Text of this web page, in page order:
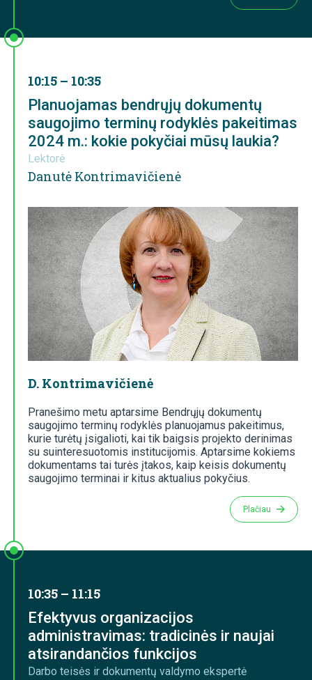
10:15 – 10:35
Planuojamas bendrųjų dokumentų
saugojimo terminų rodyklės pakeitimas
2024 m.: kokie pokyčiai mūsų laukia?
Lektorė
Danutė Kontrimavičienė
D. Kontrimavičienė
Pranešimo metu aptarsime Bendrųjų dokumentų
saugojimo terminų rodyklės planuojamus pakeitimus,
kurie turėtų įsigalioti, kai tik baigsis projekto derinimas
su suinteresuotomis institucijomis. Aptarsime kokiems
dokumentams tai turės įtakos, kaip keisis dokumentų
saugojimo terminai ir kitus aktualius pokyčius.
Plačiau
10:35 – 11:15
Efektyvus organizacijos
administravimas: tradicinės ir naujai
atsirandančios funkcijos
Darbo teisės ir dokumentų valdymo ekspertė